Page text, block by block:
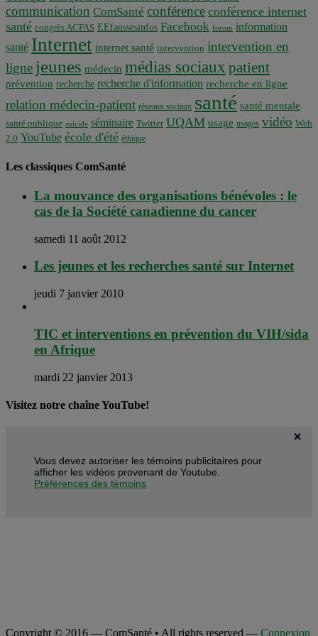
communication ComSanté conférence conférence internet
santé congrès ACFAS EEfaussesinfos Facebook forum information
santé Internet internet santé intervention intervention en
ligne jeunes médecin médias sociaux patient
prévention recherche recherche d'information recherche en ligne
relation médecin-patient réseaux sociaux santé santé mentale
santé publique suicide séminaire Twitter UQAM usage usages vidéo Web
2.0 YouTube école d'été éthique
Les classiques ComSanté
La mouvance des organisations bénévoles : le
cas de la Société canadienne du cancer
samedi 11 août 2012
Les jeunes et les recherches santé sur Internet
jeudi 7 janvier 2010
TIC et interventions en prévention du VIH/sida
en Afrique
mardi 22 janvier 2013
Visitez notre chaîne YouTube!
Vous devez autoriser les témoins publicitaires pour
afficher les vidéos provenant de Youtube.
Préférences des témoins
Copyright © 2016 — ComSanté • All rights reserved — Connexion